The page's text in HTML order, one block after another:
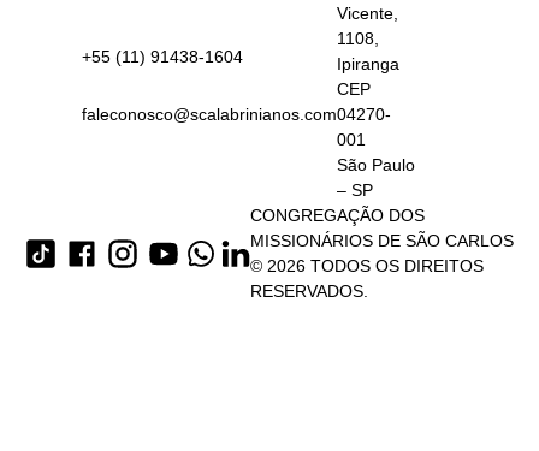
+55 (11) 91438-1604
faleconosco@scalabrinianos.com
Vicente,
1108,
Ipiranga
CEP
04270-
001
São Paulo
– SP
CONGREGAÇÃO DOS
MISSIONÁRIOS DE SÃO CARLOS
© 2026 TODOS OS DIREITOS
RESERVADOS.